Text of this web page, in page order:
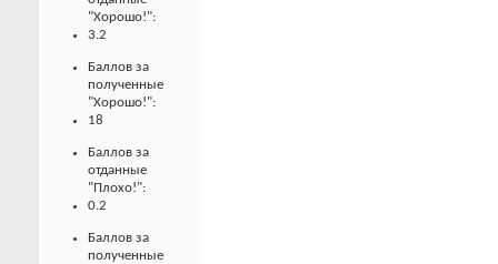
"Хорошо!":
3.2
Баллов за
полученные
"Хорошо!":
18
Баллов за
отданные
"Плохо!":
0.2
Баллов за
полученные